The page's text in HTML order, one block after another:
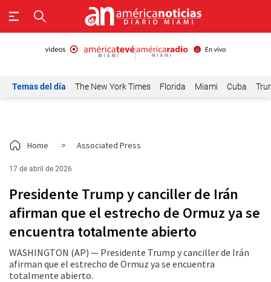
Temas del día The New York Times Florida Miami Cuba
Home > Associated Press
17 de abril de 2026
Presidente Trump y canciller de Irán
afirman que el estrecho de Ormuz ya se
encuentra totalmente abierto
WASHINGTON (AP) — Presidente Trump y canciller de Irán
afirman que el estrecho de Ormuz ya se encuentra
totalmente abierto.